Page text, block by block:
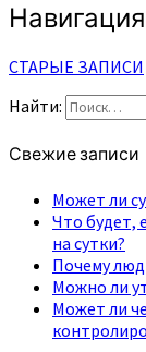
СТАРЫЕ ЗАПИСИ
Найти:
Свежие записи
Может ли
Что будет,
на сутки?
Почему
Можно ли
Может ли